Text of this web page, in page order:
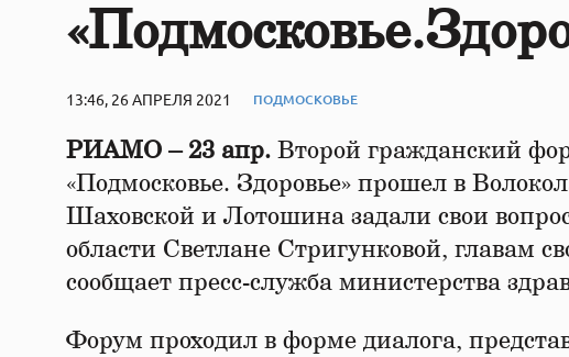
13:46, 26 АПРЕЛЯ 2021 ПОДМОСКОВЬЕ
РИАМО – 23 апр. Второй гражданский
«Подмосковье. Здоровье» прошел в
Шаховской и Лотошина задали свои
области Светлане Стригунковой, главам
сообщает пресс-служба министерства
Форум проходил в форме диалога,